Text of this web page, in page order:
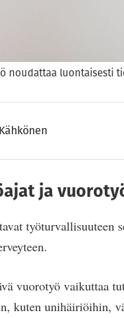
noudattaa luontaisesti
ja
työturvallisuuteen
vuorotyö vaikuttaa
kuten unihäiriöihin,